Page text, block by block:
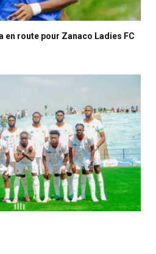
en route pour Zanaco Ladies FC